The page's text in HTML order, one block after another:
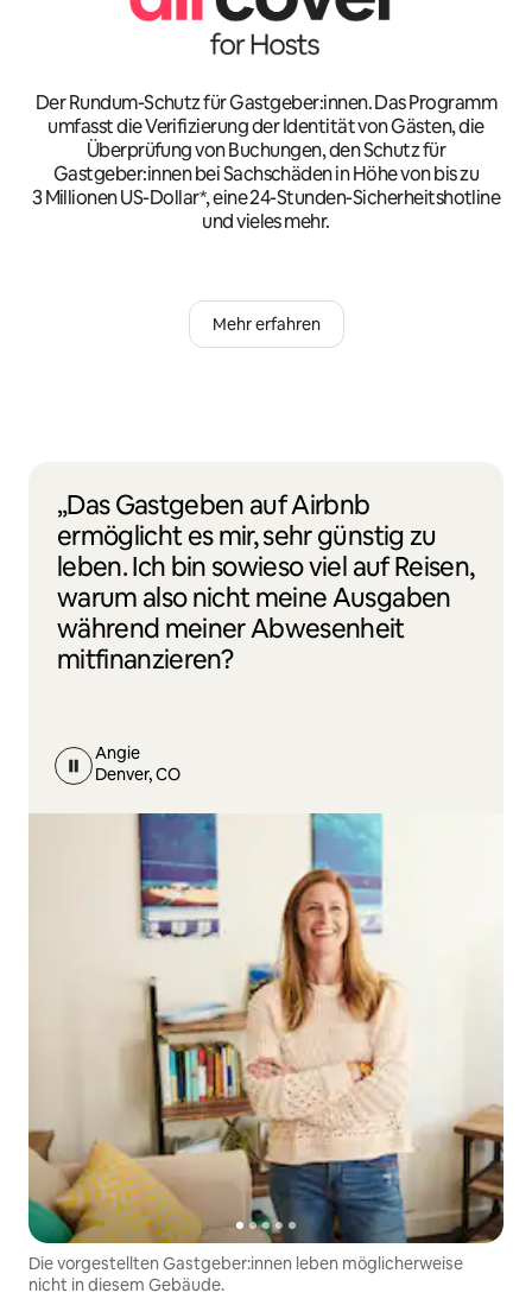
Der Rundum-Schutz für Gastgeber:innen. Das Programm
umfasst die Verifizierung der Identität von Gästen, die
Überprüfung von Buchungen, den Schutz für
Gastgeber:innen bei Sachschäden in Höhe von bis zu
3 Millionen US-Dollar*, eine 24-Stunden-Sicherheitshotline
und vieles mehr.
Mehr erfahren
„Das Gastgeben auf Airbnb
ermöglicht es mir, sehr günstig zu
leben. Ich bin sowieso viel auf Reisen,
warum also nicht meine Ausgaben
während meiner Abwesenheit
mitfinanzieren?
Angie
Denver, CO
Die vorgestellten Gastgeber:innen leben möglicherweise
nicht in diesem Gebäude.